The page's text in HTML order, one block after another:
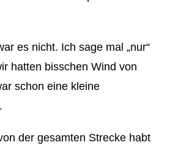
es nicht. Ich sage mal „nur“
hatten bisschen Wind von
schon eine kleine
der gesamten Streckehabt